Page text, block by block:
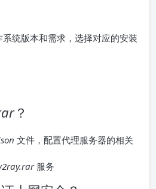
统版本和需求，选择对应的安装
？
文件，配置代理服务器的相关
服务